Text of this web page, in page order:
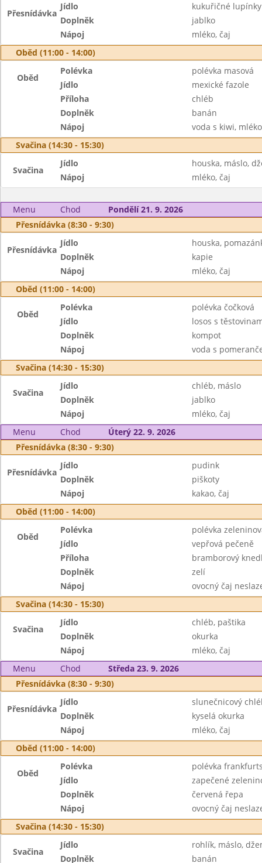
Přesnídávka
Jídlo
kukuřičné
Doplněk
jablko
Nápoj
mléko, čaj
Oběd (11:00 - 14:00)
Oběd
Polévka
polévka masová
Jídlo
mexické fazole
Příloha
chléb
Doplněk
banán
Nápoj
voda s kiwi, mléko
Svačina (14:30 - 15:30)
Svačina
Jídlo
houska, máslo,
Nápoj
mléko, čaj
Menu Chod
Pondělí 21. 9. 2026
Přesnídávka (8:30 - 9:30)
Přesnídávka
Jídlo
houska,
Doplněk
kapie
Nápoj
mléko, čaj
Oběd (11:00 - 14:00)
Oběd
Polévka
polévka čočková
Jídlo
losos s
Doplněk
kompot
Nápoj
voda s
Svačina (14:30 - 15:30)
Svačina
Jídlo
chléb, máslo
Doplněk
jablko
Nápoj
mléko, čaj
Menu
Chod
Úterý 22. 9. 2026
Přesnídávka (8:30 - 9:30)
Přesnídávka
Jídlo
pudink
Doplněk
piškoty
Nápoj
kakao, čaj
Oběd (11:00 - 14:00)
Oběd
Polévka
polévka
Jídlo
vepřová pečeně
Příloha
bramborový
Doplněk
zelí
Nápoj
ovocný čaj
Svačina (14:30 - 15:30)
Svačina
Jídlo
chléb, paštika
Doplněk
okurka
Nápoj
mléko, čaj
Menu
Chod
Středa 23. 9. 2026
Přesnídávka (8:30 - 9:30)
Přesnídávka
Jídlo
slunečnicový
Doplněk
kyselá okurka
Nápoj
mléko, čaj
Oběd (11:00 - 14:00)
Oběd
Polévka
polévka
Jídlo
zapečené
Doplněk
červená řepa
Nápoj
ovocný čaj
Svačina (14:30 - 15:30)
Svačina
Jídlo
rohlík, máslo,
Doplněk
banán